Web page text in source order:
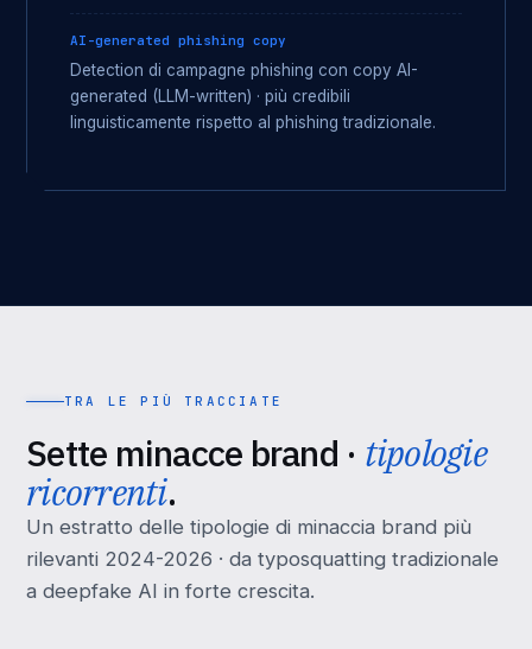
AI-generated phishing copy
Detection di campagne phishing con copy AI-
generated (LLM-written) · più credibili
linguisticamente rispetto al phishing tradizionale.
TRA LE PIÙ TRACCIATE
Sette minacce brand · tipologie
ricorrenti.
Un estratto delle tipologie di minaccia brand più
rilevanti 2024-2026 · da typosquatting tradizionale
a deepfake AI in forte crescita.